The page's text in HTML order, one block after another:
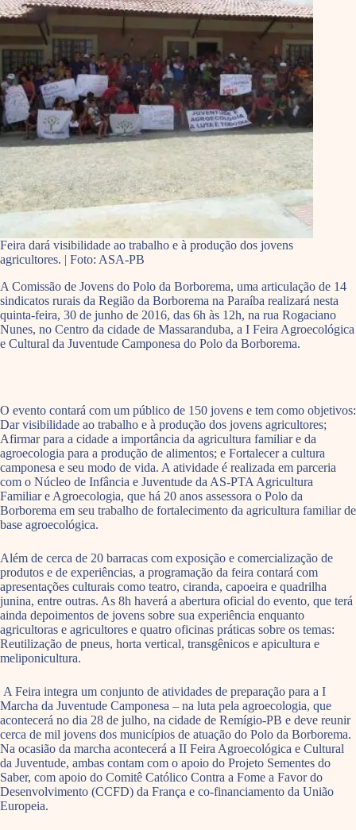
Feira dará visibilidade ao trabalho e à produção dos jovens
agricultores. | Foto: ASA-PB
A Comissão de Jovens do Polo da Borborema, uma articulação de 14
sindicatos rurais da Região da Borborema na Paraíba realizará nesta
quinta-feira, 30 de junho de 2016, das 6h às 12h, na rua Rogaciano
Nunes, no Centro da cidade de Massaranduba, a I Feira Agroecológica
e Cultural da Juventude Camponesa do Polo da Borborema.
O evento contará com um público de 150 jovens e tem como objetivos:
Dar visibilidade ao trabalho e à produção dos jovens agricultores;
Afirmar para a cidade a importância da agricultura familiar e da
agroecologia para a produção de alimentos; e Fortalecer a cultura
camponesa e seu modo de vida. A atividade é realizada em parceria
com o Núcleo de Infância e Juventude da AS-PTA Agricultura
Familiar e Agroecologia, que há 20 anos assessora o Polo da
Borborema em seu trabalho de fortalecimento da agricultura familiar de
base agroecológica.
Além de cerca de 20 barracas com exposição e comercialização de
produtos e de experiências, a programação da feira contará com
apresentações culturais como teatro, ciranda, capoeira e quadrilha
junina, entre outras. As 8h haverá a abertura oficial do evento, que terá
ainda depoimentos de jovens sobre sua experiência enquanto
agricultoras e agricultores e quatro oficinas práticas sobre os temas:
Reutilização de pneus, horta vertical, transgênicos e apicultura e
meliponicultura.
A Feira integra um conjunto de atividades de preparação para a I
Marcha da Juventude Camponesa – na luta pela agroecologia, que
acontecerá no dia 28 de julho, na cidade de Remígio-PB e deve reunir
cerca de mil jovens dos municípios de atuação do Polo da Borborema.
Na ocasião da marcha acontecerá a II Feira Agroecológica e Cultural
da Juventude, ambas contam com o apoio do Projeto Sementes do
Saber, com apoio do Comitê Católico Contra a Fome a Favor do
Desenvolvimento (CCFD) da França e co-financiamento da União
Europeia.